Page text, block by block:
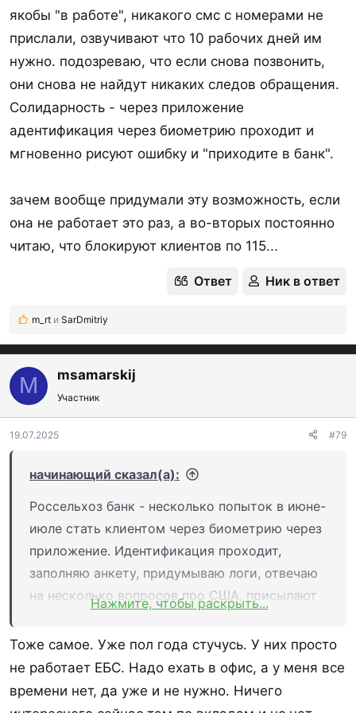
якобы "в работе", никакого смс с номерами не
прислали, озвучивают что 10 рабочих дней им
нужно. подозреваю, что если снова позвонить,
они снова не найдут никаких следов обращения.
Солидарность - через приложение
адентификация через биометрию проходит и
мгновенно рисуют ошибку и "приходите в банк".
зачем вообще придумали эту возможность, если
она не работает это раз, а во-вторых постоянно
читаю, что блокируют клиентов по 115...
Ответ Ник в ответ
Р
а
к
и
и
:
m_rt и SarDmitriy
M msamarskij
Участник
19.07.2025 #79
начинающий сказал(а):
Россельхоз банк - несколько попыток в июне-
июле стать клиентом через биометрию через
приложение. Идентификация проходит,
заполняю анкету, придумываю логи, отвечаю
на несколько вопросов про США, присылают
когда уже должны прислать пароль -
присылают смс что нужно обратиться в банк.
обращение в техподдержку ничего не дает,
три раза оставляла обращения, первое
Нажмите, чтобы раскрыть...
Тоже самое. Уже пол года стучусь. У них просто
не работает ЕБС. Надо ехать в офис, а у меня все
времени нет, да уже и не нужно. Ничего